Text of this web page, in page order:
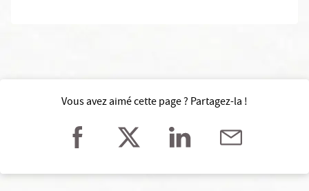
Vous avez aimé cette page ? Partagez-la !